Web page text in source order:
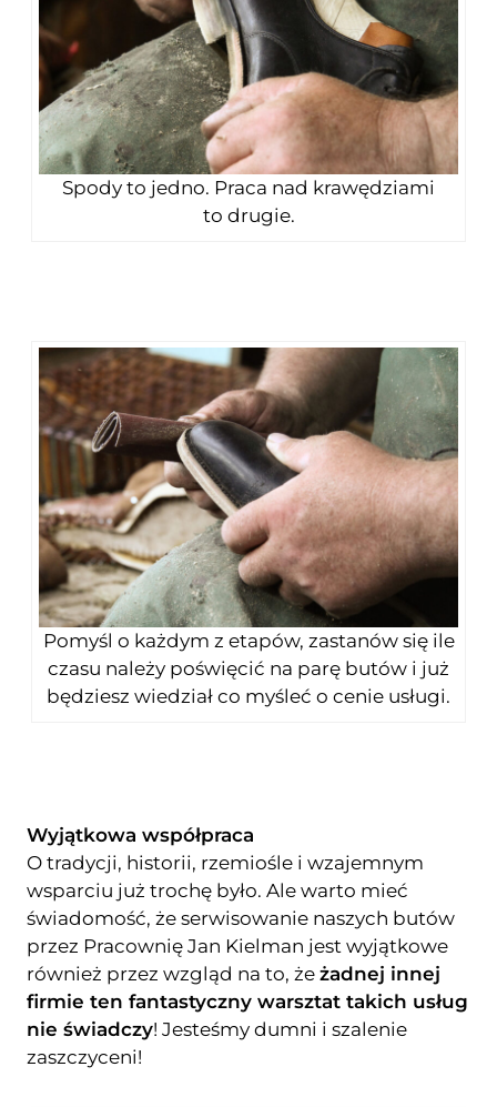
Spody to jedno. Praca nad krawędziami
to drugie.
Pomyśl o każdym z etapów, zastanów się ile
czasu należy poświęcić na parę butów i już
będziesz wiedział co myśleć o cenie usługi.
Wyjątkowa współpraca
O tradycji, historii, rzemiośle i wzajemnym
wsparciu już trochę było. Ale warto mieć
świadomość, że serwisowanie naszych butów
przez Pracownię Jan Kielman jest wyjątkowe
również przez wzgląd na to, że żadnej innej
firmie ten fantastyczny warsztat takich usług
nie świadczy! Jesteśmy dumni i szalenie
zaszczyceni!